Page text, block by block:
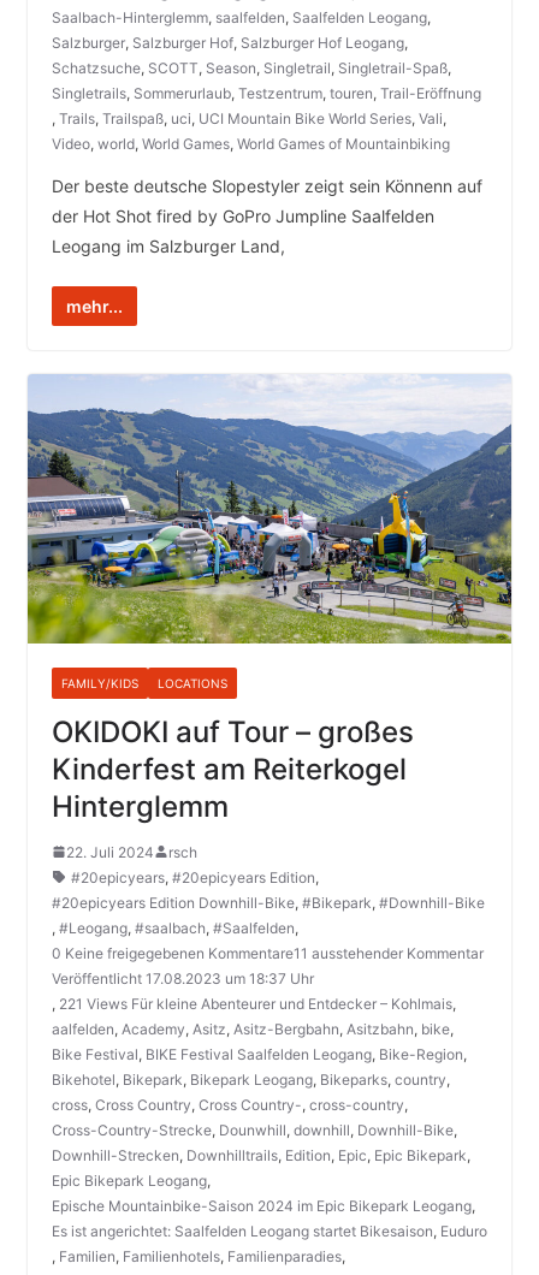
Saalbach-Hinterglemm, saalfelden, Saalfelden Leogang,
Salzburger, Salzburger Hof, Salzburger Hof Leogang,
Schatzsuche, SCOTT, Season, Singletrail, Singletrail-Spaß,
Singletrails, Sommerurlaub, Testzentrum, touren, Trail-Eröffnung
, Trails, Trailspaß, uci, UCI Mountain Bike World Series, Vali,
Video, world, World Games, World Games of Mountainbiking
Der beste deutsche Slopestyler zeigt sein Könnenn auf
der Hot Shot fired by GoPro Jumpline Saalfelden
Leogang im Salzburger Land,
mehr...
FAMILY/KIDS LOCATIONS
OKIDOKI auf Tour – großes
Kinderfest am Reiterkogel
Hinterglemm
22. Juli 2024
rsch
#20epicyears, #20epicyears Edition,
#20epicyears Edition Downhill-Bike, #Bikepark, #Downhill-Bike
, #Leogang, #saalbach, #Saalfelden,
0 Keine freigegebenen Kommentare11 ausstehender Kommentar
Veröffentlicht 17.08.2023 um 18:37 Uhr
, 221 Views Für kleine Abenteurer und Entdecker – Kohlmais,
aalfelden, Academy, Asitz, Asitz-Bergbahn, Asitzbahn, bike,
Bike Festival, BIKE Festival Saalfelden Leogang, Bike-Region,
Bikehotel, Bikepark, Bikepark Leogang, Bikeparks, country,
cross, Cross Country, Cross Country-, cross-country,
Cross-Country-Strecke, Dounwhill, downhill, Downhill-Bike,
Downhill-Strecken, Downhilltrails, Edition, Epic, Epic Bikepark,
Epic Bikepark Leogang,
Epische Mountainbike-Saison 2024 im Epic Bikepark Leogang,
Es ist angerichtet: Saalfelden Leogang startet Bikesaison, Euduro
, Familien, Familienhotels, Familienparadies,